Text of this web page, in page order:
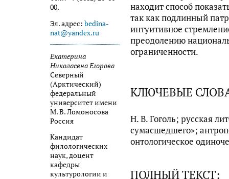
00.
Эл. адрес: bedina-
nat@yandex.ru
Екатерина
Николаевна Егорова
Северный
(Арктический)
федеральный
университет имени
М. В. Ломоносова
Россия
Кандидат
филологических
наук, доцент
кафедры
культурологии и
находит способ
так как подлинный
интуитивное
преодолению
ограниченности.
КЛЮЧЕВЫЕ
Н. В. Гоголь; русская
сумасшедшего»;
онтологическое
ПОЛНЫЙ ТЕКСТ: